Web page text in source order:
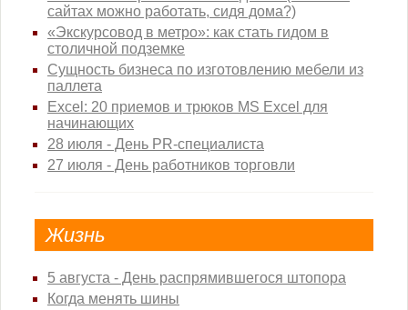
сайтах можно работать, сидя дома?)
«Экскурсовод в метро»: как стать гидом в
столичной подземке
Сущность бизнеса по изготовлению мебели из
паллета
Excel: 20 приемов и трюков MS Excel для
начинающих
28 июля - День PR-специалиста
27 июля - День работников торговли
Жизнь
5 августа - День распрямившегося штопора
Когда менять шины